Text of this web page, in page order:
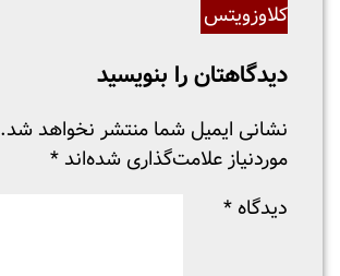
کلاوزویتس
دیدگاهتان را بنویسید
نشانی ایمیل شما منتشر نخواهد شد.
موردنیاز علامت‌گذاری شده‌اند *
دیدگاه *